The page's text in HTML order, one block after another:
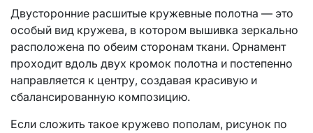
Двусторонние расшитые кружевные полотна — это
особый вид кружева, в котором вышивка зеркально
расположена по обеим сторонам ткани. Орнамент
проходит вдоль двух кромок полотна и постепенно
направляется к центру, создавая красивую и
сбалансированную композицию.
Если сложить такое кружево пополам, рисунок по